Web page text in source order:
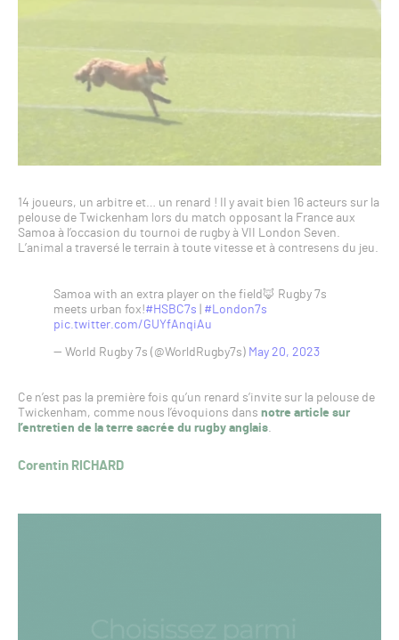
14 joueurs, un arbitre et… un renard ! Il y avait bien 16 acteurs sur la
pelouse de Twickenham lors du match opposant la France aux
Samoa à l’occasion du tournoi de rugby à VII London Seven.
L’animal a traversé le terrain à toute vitesse et à contresens du jeu.
Samoa with an extra player on the field🦊 Rugby 7s
meets urban fox!#HSBC7s
#London7s
pic.twitter.com/GUYfAnqiAu
— World Rugby 7s (@WorldRugby7s) May 20, 2023
Ce n’est pas la première fois qu’un renard s’invite sur la pelouse de
Twickenham, comme nous l’évoquions dans notre article sur
l’entretien de la terre sacrée du rugby anglais.
Corentin RICHARD